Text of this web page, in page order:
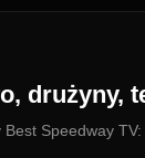
drużyny,
Best Speedway